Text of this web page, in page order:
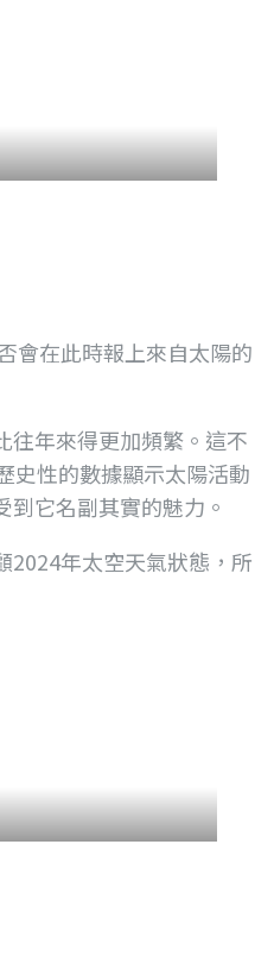
會在此時報上來自太陽的
往年來得更加頻繁。這不
史性的數據顯示太陽活動
它名副其實的魅力。
2024年太空天氣狀態，所